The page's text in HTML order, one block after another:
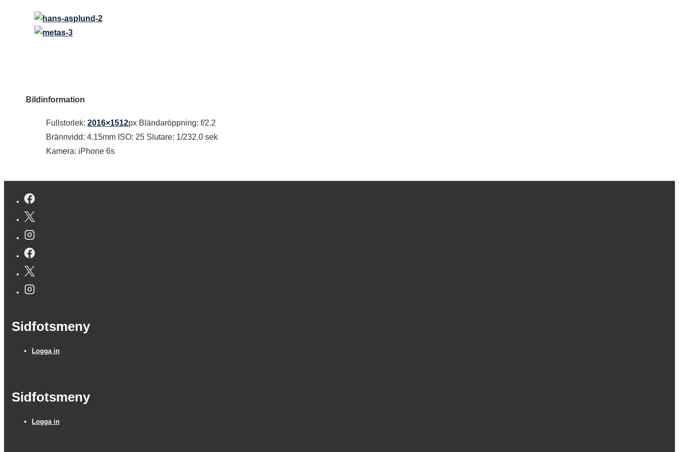
Bildinformation
Fullstorlek: 2016×1512px Bländaröppning: f/2.2
Brännvidd: 4.15mm ISO: 25 Slutare: 1/232.0 sek
Kamera: iPhone 6s
Sidfotsmeny
Logga in
Sidfotsmeny
Logga in